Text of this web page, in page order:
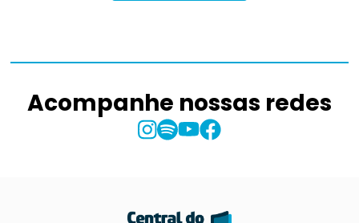
Acompanhe nossas redes